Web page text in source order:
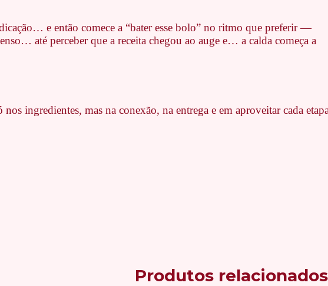
e então comece a “bater esse bolo” no ritmo que preferir —
até perceber que a receita chegou ao auge e… a calda começa a
nos ingredientes, mas na conexão, na entrega e em aproveitar cada etapa
Produtos relacionados